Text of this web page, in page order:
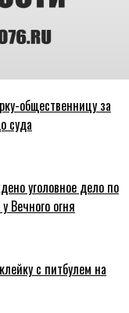
общественницу за
суда
уголовное дело по
Вечного огня
с питбулем на